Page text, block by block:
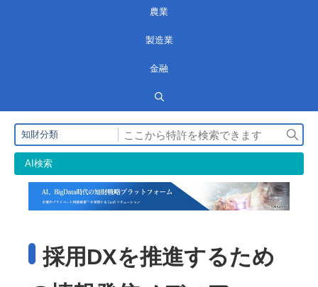
農業
製造業
金融
知財分類
検
索
AI検索
採用DXを推進するため